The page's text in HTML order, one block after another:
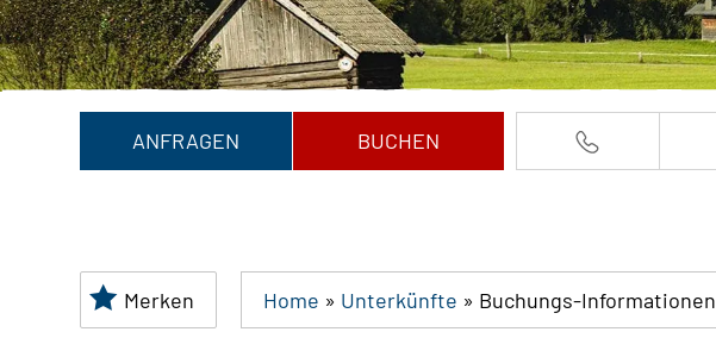
ANFRAGEN BUCHEN
Merken Home » Unterkünfte » Buchungs-Informationen